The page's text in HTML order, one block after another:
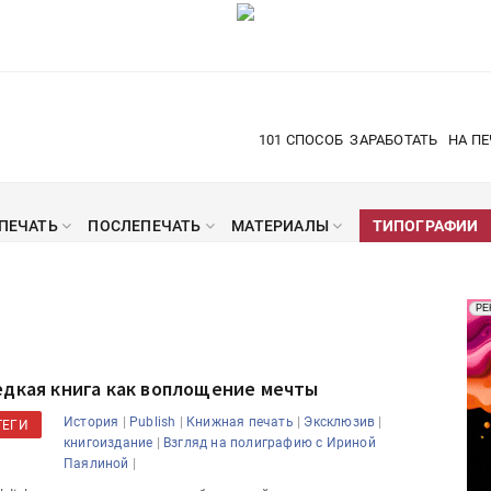
101 СПОСОБ ЗАРАБОТАТЬ НА
ПЕЧАТЬ ПОСЛЕПЕЧАТЬ МАТЕРИАЛЫ ТИПОГРАФИИ
книга как воплощение мечты
История | Publish | Книжная печать | Эксклюзив |
книгоиздание | Взгляд на полиграфию с Ириной
Паялиной |